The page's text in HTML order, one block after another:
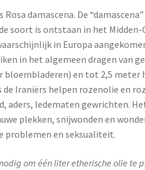
damascena. De
soort is ontstaan in het
in Europa
in het algemeen dragen van
en tot 2,5 meter
Iraniërs helpen rozenolie en
aders, ledematen gewrichten.
plekken, snijwonden en
problemen en seksualiteit.
om één liter etherische olie te